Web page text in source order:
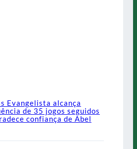
Evangelista alcança
de 35 jogos seguidos
confiança de Abel